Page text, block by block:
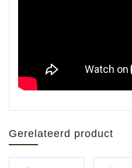
Gerelateerd product